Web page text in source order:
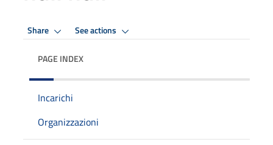
Share See actions
PAGE INDEX
Incarichi
Organizzazioni